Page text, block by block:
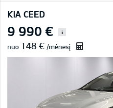
KIA CEED
9 990 € i
nuo 148 € /mėnesį